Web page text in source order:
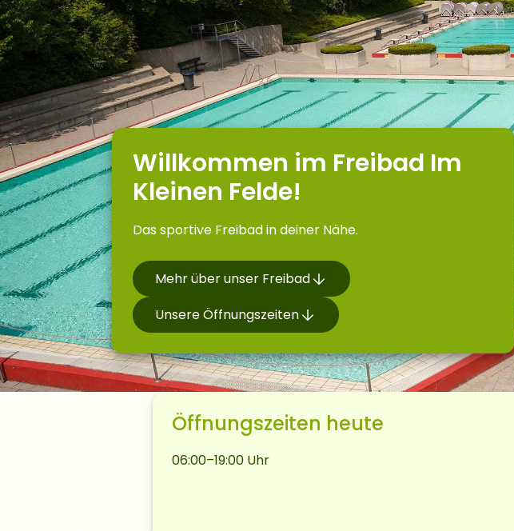
Willkommen im Freibad Im
Kleinen Felde!
Das sportive Freibad in deiner Nähe.
Mehr über unser Freibad
Unsere Öffnungszeiten
Öffnungszeiten heute
06:00–19:00 Uhr